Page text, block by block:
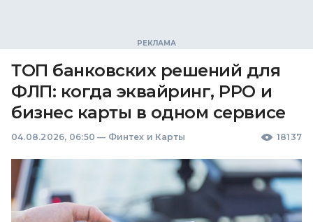
ТОП банковских решений для
ФЛП: когда эквайринг, РРО и
бизнес карты в одном сервисе
04.08.2026, 06:50 — Финтех и Карты 18137